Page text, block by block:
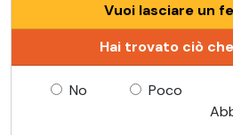
Vuoi lasciare un
Hai trovato ciò
No
Poco